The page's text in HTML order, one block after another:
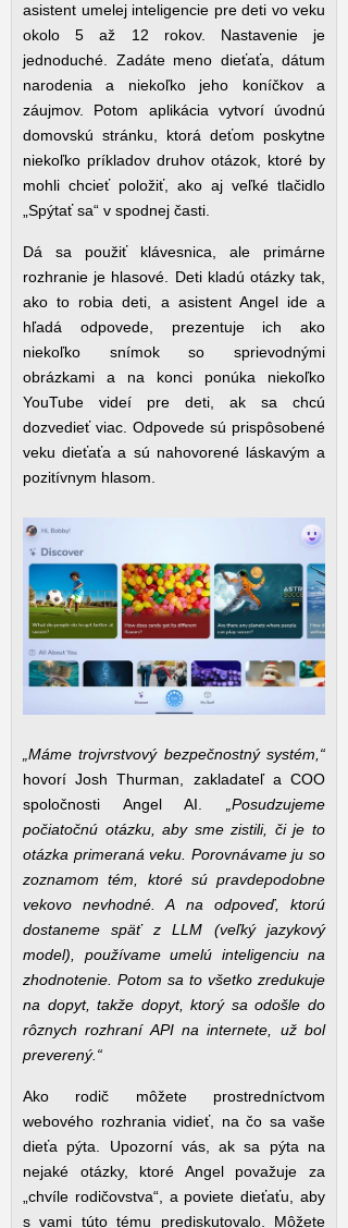
asistent umelej inteligencie pre deti vo veku
okolo 5 až 12 rokov. Nastavenie je
jednoduché. Zadáte meno dieťaťa, dátum
narodenia a niekoľko jeho koníčkov a
záujmov. Potom aplikácia vytvorí úvodnú
domovskú stránku, ktorá deťom poskytne
niekoľko príkladov druhov otázok, ktoré by
mohli chcieť položiť, ako aj veľké tlačidlo
„Spýtať sa“ v spodnej časti.
Dá sa použiť klávesnica, ale primárne
rozhranie je hlasové. Deti kladú otázky tak,
ako to robia deti, a asistent Angel ide a
hľadá odpovede, prezentuje ich ako
niekoľko snímok so sprievodnými
obrázkami a na konci ponúka niekoľko
YouTube videí pre deti, ak sa chcú
dozvedieť viac. Odpovede sú prispôsobené
veku dieťaťa a sú nahovorené láskavým a
pozitívnym hlasom.
„Máme trojvrstvový bezpečnostný systém,“
hovorí Josh Thurman, zakladateľ a COO
spoločnosti Angel AI. „Posudzujeme
počiatočnú otázku, aby sme zistili, či je to
otázka primeraná veku. Porovnávame ju so
zoznamom tém, ktoré sú pravdepodobne
vekovo nevhodné. A na odpoveď, ktorú
dostaneme späť z LLM (veľký jazykový
model), používame umelú inteligenciu na
zhodnotenie. Potom sa to všetko zredukuje
na dopyt, takže dopyt, ktorý sa odošle do
rôznych rozhraní API na internete, už bol
preverený.“
Ako rodič môžete prostredníctvom
webového rozhrania vidieť, na čo sa vaše
dieťa pýta. Upozorní vás, ak sa pýta na
nejaké otázky, ktoré Angel považuje za
„chvíle rodičovstva“, a poviete dieťaťu, aby
s vami túto tému prediskutovalo. Môžete